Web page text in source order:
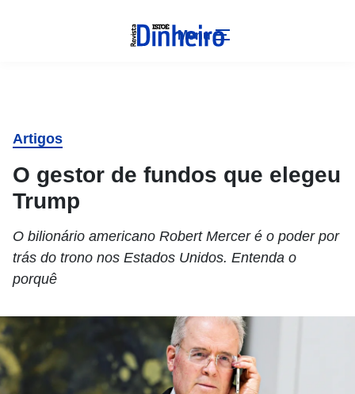
Menu
Artigos
O gestor de fundos que elegeu
Trump
O bilionário americano Robert Mercer é o poder por
trás do trono nos Estados Unidos. Entenda o
porquê